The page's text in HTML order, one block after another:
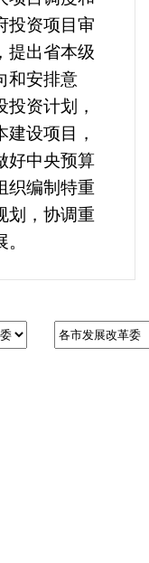
投资项目审
提出省本级
和安排意
资计划，
设项目，
好中央预算
织编制特重
划，协调重